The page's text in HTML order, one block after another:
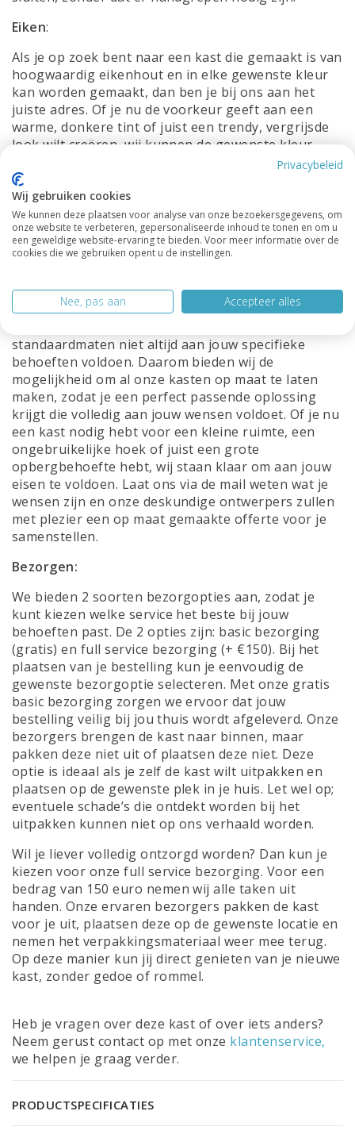
Eiken:
Als je op zoek bent naar een kast die gemaakt is van
hoogwaardig eikenhout en in elke gewenste kleur
kan worden gemaakt, dan ben je bij ons aan het
juiste adres. Of je nu de voorkeur geeft aan een
warme, donkere tint of juist een trendy, vergrijsde
look wilt creëren, wij kunnen de gewenste kleur
voor je realiseren. Onze vakmensen zijn ervaren in
het behandelen van eikenhout en hebben de
expertise om het hout te kleuren volgens jouw
wensen. Of je nu wilt dat het eikenhout zijn
natuurlijke uitstraling behoudt of juist een
specifieke kleur wilt bereiken, we kunnen aan jouw
Maatwerk:
standaardmaten niet altijd aan jouw specifieke
behoeften voldoen. Daarom bieden wij de
mogelijkheid om al onze kasten op maat te laten
maken, zodat je een perfect passende oplossing
krijgt die volledig aan jouw wensen voldoet. Of je nu
een kast nodig hebt voor een kleine ruimte, een
ongebruikelijke hoek of juist een grote
opbergbehoefte hebt, wij staan klaar om aan jouw
eisen te voldoen. Laat ons via de mail weten wat je
wensen zijn en onze deskundige ontwerpers zullen
met plezier een op maat gemaakte offerte voor je
samenstellen.
Bezorgen:
We bieden 2 soorten bezorgopties aan, zodat je
kunt kiezen welke service het beste bij jouw
behoeften past. De 2 opties zijn: basic bezorging
(gratis) en full service bezorging (+ €150). Bij het
plaatsen van je bestelling kun je eenvoudig de
gewenste bezorgoptie selecteren. Met onze gratis
basic bezorging zorgen we ervoor dat jouw
bestelling veilig bij jou thuis wordt afgeleverd. Onze
bezorgers brengen de kast naar binnen, maar
pakken deze niet uit of plaatsen deze niet. Deze
optie is ideaal als je zelf de kast wilt uitpakken en
plaatsen op de gewenste plek in je huis. Let wel op;
eventuele schade’s die ontdekt worden bij het
uitpakken kunnen niet op ons verhaald worden.
Wil je liever volledig ontzorgd worden? Dan kun je
kiezen voor onze full service bezorging. Voor een
bedrag van 150 euro nemen wij alle taken uit
handen. Onze ervaren bezorgers pakken de kast
voor je uit, plaatsen deze op de gewenste locatie en
nemen het verpakkingsmateriaal weer mee terug.
Op deze manier kun jij direct genieten van je nieuwe
kast, zonder gedoe of rommel.
Heb je vragen over deze kast of over iets anders?
Neem gerust contact op met onze klantenservice,
we helpen je graag verder.
PRODUCTSPECIFICATIES
Privacybeleid
Wij gebruiken cookies
We kunnen deze plaatsen voor analyse van onze bezoekersgegevens, om
onze website te verbeteren, gepersonaliseerde inhoud te tonen en om u
een geweldige website-ervaring te bieden. Voor meer informatie over de
cookies die we gebruiken opent u de instellingen.
Nee, pas aan Accepteer alles